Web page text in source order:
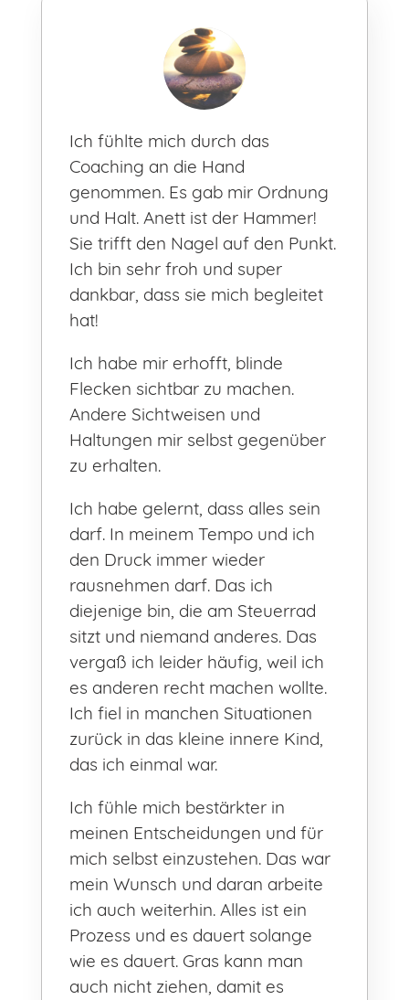
Ich fühlte mich durch das
Coaching an die Hand
genommen. Es gab mir Ordnung
und Halt. Anett ist der Hammer!
Sie trifft den Nagel auf den Punkt.
Ich bin sehr froh und super
dankbar, dass sie mich begleitet
hat!
Ich habe mir erhofft, blinde
Flecken sichtbar zu machen.
Andere Sichtweisen und
Haltungen mir selbst gegenüber
zu erhalten.
Ich habe gelernt, dass alles sein
darf. In meinem Tempo und ich
den Druck immer wieder
rausnehmen darf. Das ich
diejenige bin, die am Steuerrad
sitzt und niemand anderes. Das
vergaß ich leider häufig, weil ich
es anderen recht machen wollte.
Ich fiel in manchen Situationen
zurück in das kleine innere Kind,
das ich einmal war.
Ich fühle mich bestärkter in
meinen Entscheidungen und für
mich selbst einzustehen. Das war
mein Wunsch und daran arbeite
ich auch weiterhin. Alles ist ein
Prozess und es dauert solange
wie es dauert. Gras kann man
auch nicht ziehen, damit es